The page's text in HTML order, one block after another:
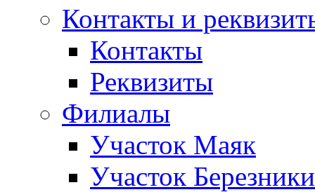
Контакты и
Контакты
Реквизиты
Филиалы
Участок Маяк
Участок Березники